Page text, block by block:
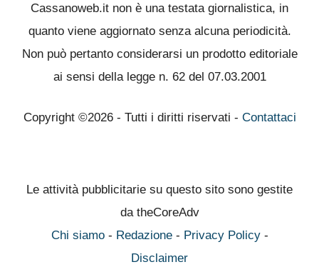
Cassanoweb.it non è una testata giornalistica, in
quanto viene aggiornato senza alcuna periodicità.
Non può pertanto considerarsi un prodotto editoriale
ai sensi della legge n. 62 del 07.03.2001
Copyright ©2026 - Tutti i diritti riservati - Contattaci
Le attività pubblicitarie su questo sito sono gestite
da theCoreAdv
Chi siamo- Redazione- Privacy Policy-
Disclaimer